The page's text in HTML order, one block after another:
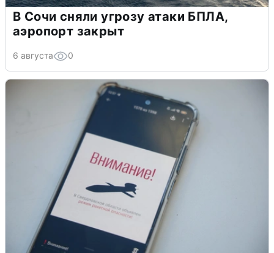
В Сочи сняли угрозу атаки БПЛА,
аэропорт закрыт
6 августа 0